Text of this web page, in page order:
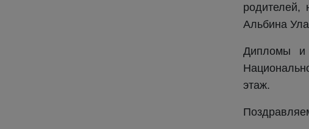
родителей,
Альбина
Дипломы и
этаж.